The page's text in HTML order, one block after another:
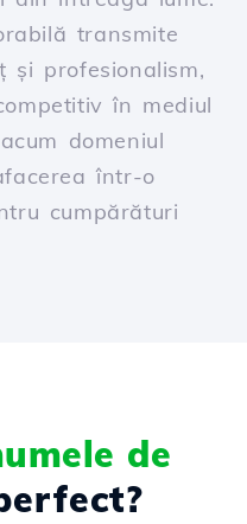
transmite
și profesionalism,
în mediul
domeniul
într-o
cumpărături
de